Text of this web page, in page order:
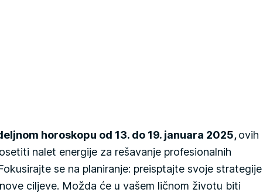
horoskopu od 13. do 19. januara 2025,ovih
nalet energije za rešavanje profesionalnih
se na planiranje: preisptajte svoje strategije
ciljeve. Možda će u vašem ličnom životu biti